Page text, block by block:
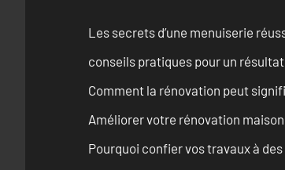
Les secrets d’une menuiserie
conseils pratiques pour un
Comment la rénovation peut
Améliorer votre rénovation
Pourquoi confier vos travaux à